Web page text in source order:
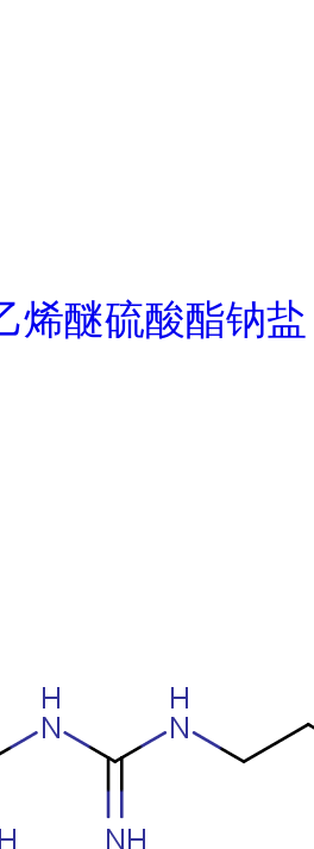
烯醚硫酸酯钠盐